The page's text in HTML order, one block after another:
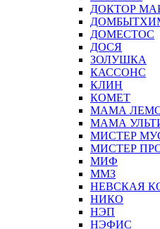
ДОКТОР
ДОМЕСТОС
ДОСЯ
ЗОЛУШКА
КАССОНС
КЛИН
КОМЕТ
МАМА
МАМА
МИСТЕР
МИСТЕР
МИФ
ММЗ
НЕВСКАЯ
НИКО
НЭП
НЭФИС